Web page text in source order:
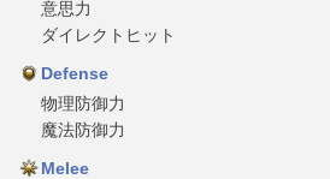
意思力
ダイレクトヒット
Defense
物理防御力
魔法防御力
Melee